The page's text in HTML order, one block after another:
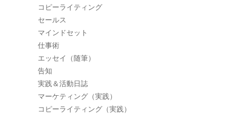
コピーライティング
セールス
マインドセット
仕事術
エッセイ（随筆）
告知
実践＆活動日誌
マーケティング（実践）
コピーライティング（実践）